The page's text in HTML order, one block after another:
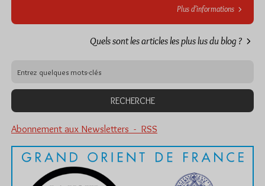
Plus d’informations
Quels sont les articles les plus lus du blog ?
Abonnement aux Newsletters - RSS